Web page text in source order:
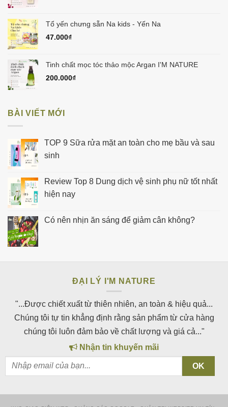
Tổ yến chưng sẵn Na kids - Yến Na
47.000₫
Tinh chất mọc tóc thảo mộc Argan I'M NATURE
200.000₫
BÀI VIẾT MỚI
TOP 9 Sữa rửa mặt an toàn cho mẹ bầu và sau
sinh
Review Top 8 Dung dịch vệ sinh phụ nữ tốt nhất
hiện nay
Có nên nhịn ăn sáng để giảm cân không?
ĐẠI LÝ I'M NATURE
"...Được chiết xuất từ thiên nhiên, an toàn & hiệu quả...
Chúng tôi tự tin khẳng định rằng sản phẩm từ cửa hàng
chúng tôi luôn đảm bảo về chất lượng và giá cả..."
Nhận tin khuyến mãi